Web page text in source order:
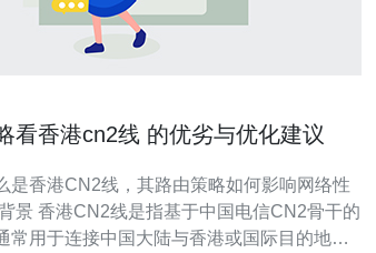
看香港cn2线 的优劣与优化建议
是香港CN2线，其路由策略如何影响网络性
景 香港CN2线是指基于中国电信CN2骨干的
常用于连接中国大陆与香港或国际目的地。